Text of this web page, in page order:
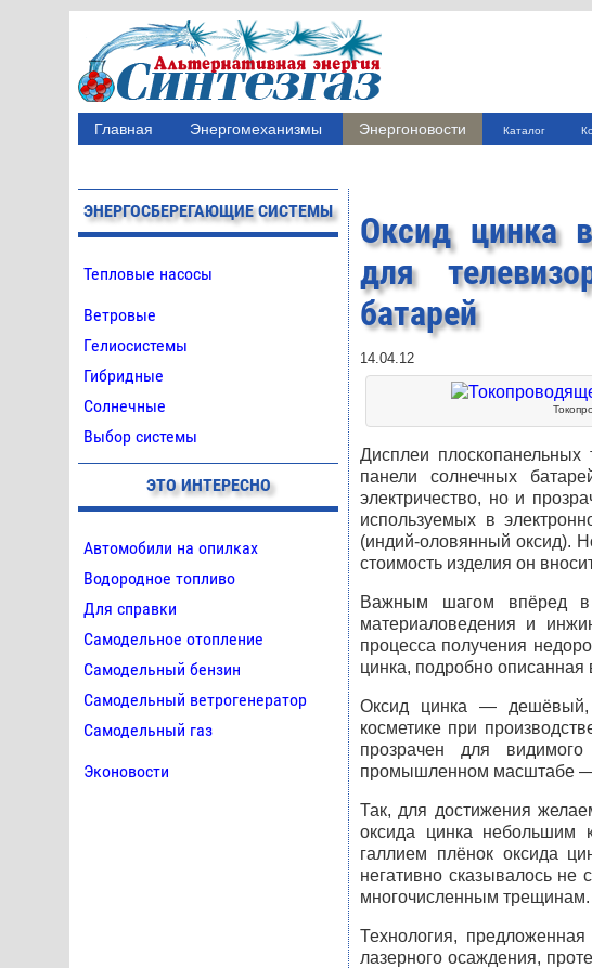
Главная Энергомеханизмы Энергоновости Каталог
ЭНЕРГОСБЕРЕГАЮЩИЕ СИСТЕМЫ
Тепловые насосы
Ветровые
Гелиосистемы
Гибридные
Солнечные
Выбор системы
ЭТО ИНТЕРЕСНО
Автомобили на опилках
Водородное топливо
Для справки
Самодельное отопление
Самодельный бензин
Самодельный ветрогенератор
Самодельный газ
Эконовости
Оксид цинка
для
батарей
14.04.12
Дисплеи
панели солнечных
электричество, но и
используемых в
(индий-оловянный оксид).
стоимость изделия он
Важным шагом впёред в
материаловедения и
процесса получения
цинка, подробно
Оксид цинка — дешёвый,
косметике при
прозрачен для
промышленном масштабе —
Так, для достижения
оксида цинка небольшим
галлием плёнок оксида
негативно сказывалось не
многочисленным трещинам.
Технология,
лазерного осаждения,